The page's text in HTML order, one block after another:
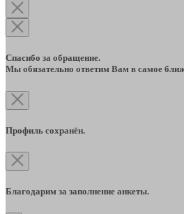
Спасибо за обращение.
Мы обязательно ответим Вам в самое
Профиль сохранён.
Благодарим за заполнение анкеты.